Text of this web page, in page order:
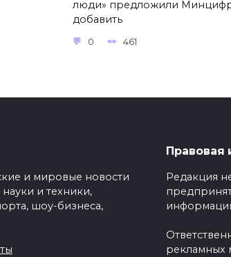
люди» предложили
добавить
0 461
и мировые новости
науки и техники,
шоу-бизнеса,
Правовая
Редакция
рекламных